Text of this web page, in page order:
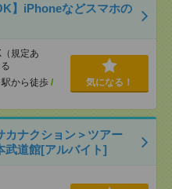
】iPhoneなどスマホの
規定あ
から徒歩 /
気になる！
カナクション＞ツアー
武道館[アルバイト]